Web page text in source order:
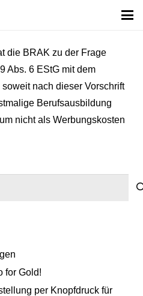
die BRAK zu der Frage
Abs. 6 EStG mit dem
nach dieser Vorschrift
Berufsausbildung
nicht als Werbungskosten
for Gold!
per Knopfdruck für